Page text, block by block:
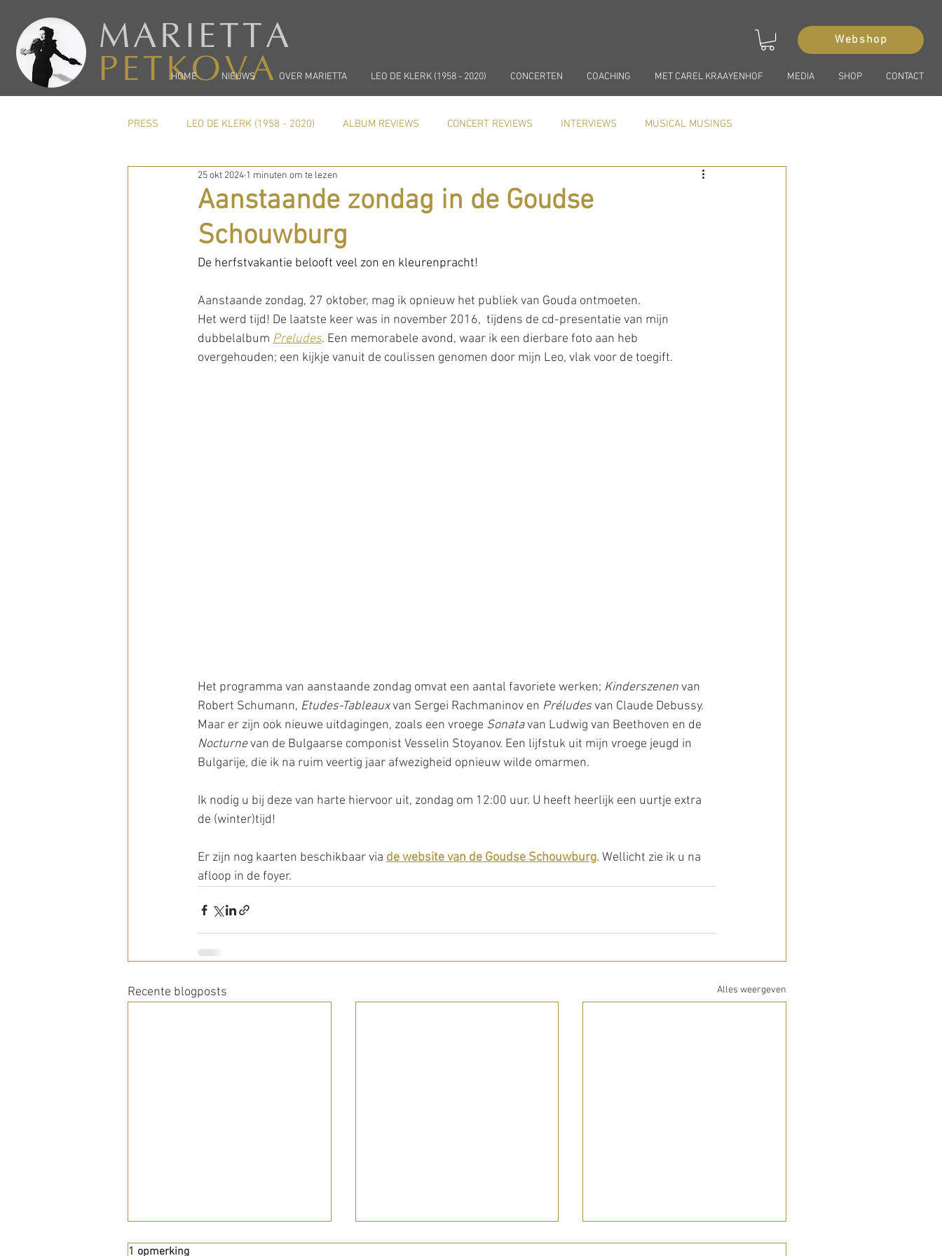
MARIETTA
PETKOVA
Webshop
HOME NIEUWS OVER MARIETTA LEO DE KLERK (1958 - 2020) CONCERTEN COACHING MET CAREL KRAAYENHOF MEDIA SHOP CONTACT
PRESS LEO DE KLERK (1958 - 2020) ALBUM REVIEWS CONCERT REVIEWS INTERVIEWS MUSICAL MUSINGS
Carel Kraayenhof PREVIEW In de media
Aanstaande zondag in de Goudse
Schouwburg
25 okt 2024 1 minuten om te lezen
De herfstvakantie belooft veel zon en kleurenpracht!
Aanstaande zondag, 27 oktober, mag ik opnieuw het publiek van Gouda ontmoeten.
Het werd tijd! De laatste keer was in november 2016,  tijdens de cd-presentatie van mijn
dubbelalbum Preludes. Een memorabele avond, waar ik een dierbare foto aan heb
overgehouden; een kijkje vanuit de coulissen genomen door mijn Leo, vlak voor de toegift.
Het programma van aanstaande zondag omvat een aantal favoriete werken; Kinderszenen van
Robert Schumann, Etudes-Tableaux van Sergei Rachmaninov en Préludes van Claude Debussy.
Maar er zijn ook nieuwe uitdagingen, zoals een vroege Sonata van Ludwig van Beethoven en de
Nocturne van de Bulgaarse componist Vesselin Stoyanov. Een lijfstuk uit mijn vroege jeugd in
Bulgarije, die ik na ruim veertig jaar afwezigheid opnieuw wilde omarmen.
Ik nodig u bij deze van harte hiervoor uit, zondag om 12:00 uur. U heeft heerlijk een uurtje extra
de (winter)tijd!
Er zijn nog kaarten beschikbaar via de website van de Goudse Schouwburg. Wellicht zie ik u na
afloop in de foyer.
Recente blogposts Alles weergeven
1 opmerking